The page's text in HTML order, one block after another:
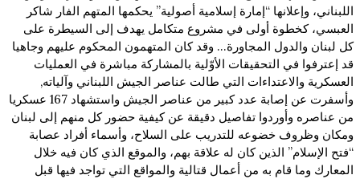
اللبناني، وإعلانها “إمارة إسلامية أصولية” يحكمها المتهم الفار شاكر
العبسي، كخطوة أولى في مشروع متكامل يهدف إلى السيطرة على
كل لبنان والدول المجاورة… وقد كان المتهمون المحكوم عليهم وجاهيا
قد إعترفوا في التحقيقات الأوّلية بالمشاركة مباشرة في العمليات
العسكرية والاعتداءات التي طالت عناصر الجيش اللبناني وآلياته,
وأسفرت عن إصابة عدد كبير من عناصر الجيش واستشهاد 167 عسكريا
من عناصره وأوردوا تفاصيل دقيقة عن كيفية حضور كل منهم إلى لبنان
ومكان وظروف خضوعه للتدريب على السلاح، وأسماء أفراد عصابة
“فتح الإسلام” الذين كان له علاقة بهم، والموقع الذي كان فيه خلال
المعارك وما قام به من أعمال قتالية والمواقع التي تواجد فيها قبل